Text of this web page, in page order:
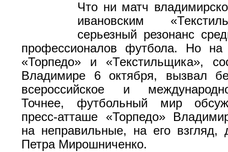
Что ни матч
ивановским
серьезный резонанс
профессионалов футбола. Но на
«Торпедо» и «Текстильщика»,
Владимире 6 октября, вызвал
всероссийское и
Точнее, футбольный мир
пресс-атташе «Торпедо»
на неправильные, на его взгляд,
Петра Мирошниченко.